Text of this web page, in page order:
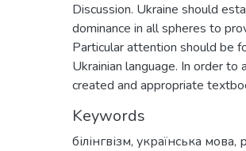
Discussion. Ukraine should
dominance in all spheres to
Particular attention should be
Ukrainian language. In order to
created and appropriate
Keywords
білінгвізм, українська мова,